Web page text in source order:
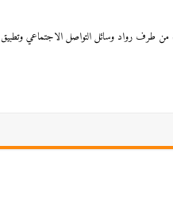
من طرف رواد وسائل التواصل الاجتماعي وتطبيق